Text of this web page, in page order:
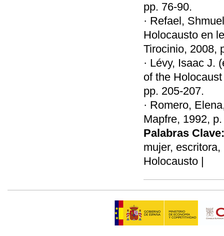
pp. 76-90.
· Refael,
Holocausto en
Tirocinio, 2008,
· Lévy, Isaac J.
of the
pp. 205-207.
· Romero,
Mapfre, 1992,
Palabras Clave:
mujer,
Holocausto |